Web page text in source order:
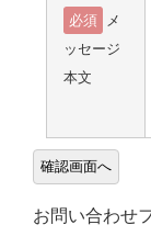
必須
メ
ッセージ
本文
お問い合わせ